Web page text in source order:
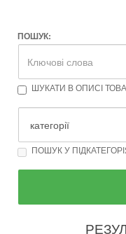
ПОШУК:
ШУКАТИ В ОПИСІ
ПОШУК У